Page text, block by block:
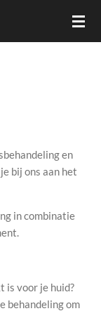
en
bij ons aan het
in combinatie
is voor je huid?
behandeling om